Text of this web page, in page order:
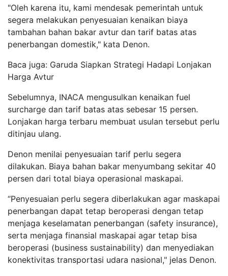
"Oleh karena itu, kami mendesak pemerintah untuk
segera melakukan penyesuaian kenaikan biaya
tambahan bahan bakar avtur dan tarif batas atas
penerbangan domestik," kata Denon.
Baca juga: Garuda Siapkan Strategi Hadapi Lonjakan
Harga Avtur
Sebelumnya, INACA mengusulkan kenaikan fuel
surcharge dan tarif batas atas sebesar 15 persen.
Lonjakan harga terbaru membuat usulan tersebut perlu
ditinjau ulang.
Denon menilai penyesuaian tarif perlu segera
dilakukan. Biaya bahan bakar menyumbang sekitar 40
persen dari total biaya operasional maskapai.
“Penyesuaian perlu segera diberlakukan agar maskapai
penerbangan dapat tetap beroperasi dengan tetap
menjaga keselamatan penerbangan (safety insurance),
serta menjaga finansial maskapai agar tetap bisa
beroperasi (business sustainability) dan menyediakan
konektivitas transportasi udara nasional," jelas Denon.